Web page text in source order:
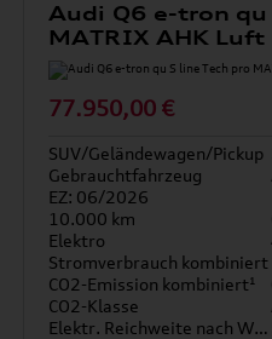
Audi Q6 e-tron qu
MATRIX AHK Luft
77.950,00 €
SUV/Geländewagen/Pickup
Gebrauchtfahrzeug
EZ: 06/2026
10.000 km
Elektro
Stromverbrauch kombiniert
CO2-Emission kombiniert¹
CO2-Klasse
Elektr. Reichweite nach WLTP*